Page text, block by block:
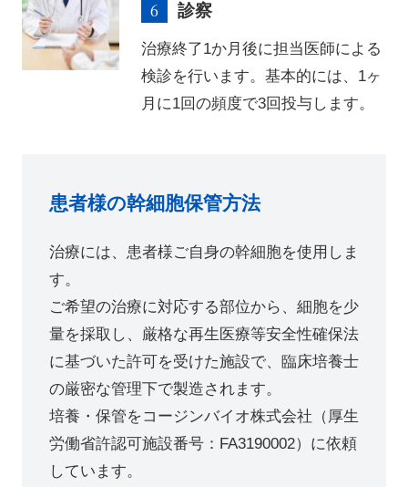
診察
治療終了1か月後に担当医師による
検診を行います。基本的には、1ヶ
月に1回の頻度で3回投与します。
患者様の幹細胞保管方法
治療には、患者様ご自身の幹細胞を使用しま
す。
ご希望の治療に対応する部位から、細胞を少
量を採取し、厳格な再生医療等安全性確保法
に基づいた許可を受けた施設で、臨床培養士
の厳密な管理下で製造されます。
培養・保管をコージンバイオ株式会社（厚生
労働省許認可施設番号：FA3190002）に依頼
しています。